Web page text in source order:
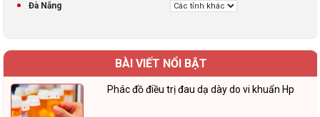
Đà Nẵng
BÀI VIẾT NỔI BẬT
Phác đồ điều trị đau dạ dày do vi khuẩn Hp